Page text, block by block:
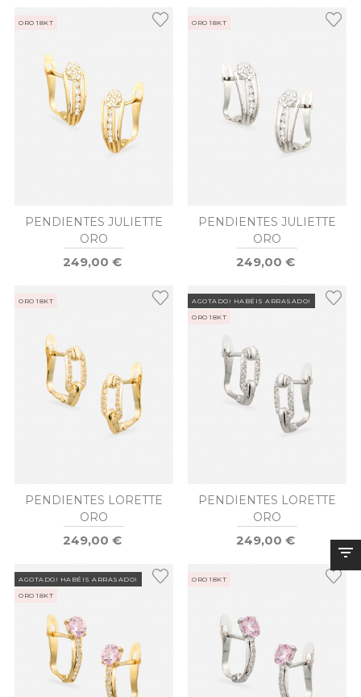
ORO 18KT
PENDIENTES JULIETTE
ORO
249,00 €
ORO 18KT
PENDIENTES JULIETTE
ORO
249,00 €
ORO 18KT
PENDIENTES LORETTE
ORO
249,00 €
AGOTADO! HABÉIS ARRASADO!
ORO 18KT
PENDIENTES LORETTE
ORO
249,00 €
AGOTADO! HABÉIS ARRASADO!
ORO 18KT
ORO 18KT